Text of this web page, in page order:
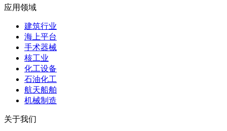
应用领域
建筑行业
海上平台
手术器械
核工业
化工设备
石油化工
航天船舶
机械制造
关于我们